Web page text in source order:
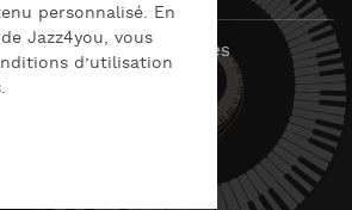
2026 Tous droits réservés
d’utilisation
personnalisé. En
Jazz4you, vous
d’utilisation